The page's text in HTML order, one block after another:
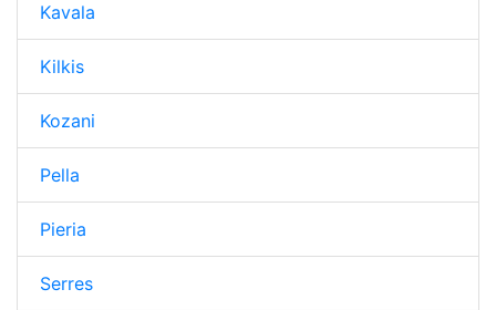
Kavala
Kilkis
Kozani
Pella
Pieria
Serres